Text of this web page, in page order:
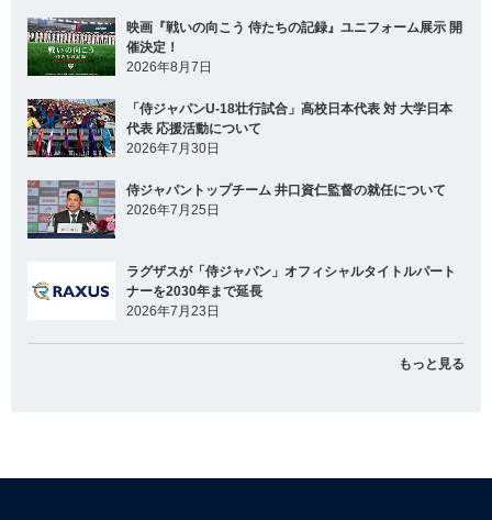
映画『戦いの向こう 侍たちの記録』ユニフォーム展示 開
催決定！
2026年8月7日
「侍ジャパンU-18壮行試合」高校日本代表 対 大学日本
代表 応援活動について
2026年7月30日
侍ジャパントップチーム 井口資仁監督の就任について
2026年7月25日
ラグザスが「侍ジャパン」オフィシャルタイトルパート
ナーを2030年まで延長
2026年7月23日
もっと見る